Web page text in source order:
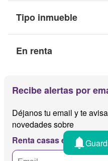
Tipo inmueble
En renta
Recibe alertas por
Déjanos tu email y te
novedades sobre
Renta casas en